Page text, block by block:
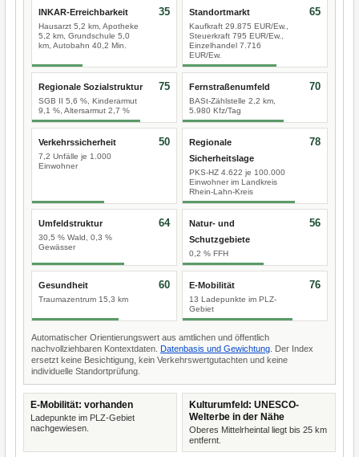
INKAR-Erreichbarkeit
Hausarzt 5,2 km, Apotheke
5,2 km, Grundschule 5,0
km, Autobahn 40,2 Min.
35 Standortmarkt
Kaufkraft 29.875 EUR/Ew.,
Steuerkraft 795 EUR/Ew.,
Einzelhandel 7.716
EUR/Ew.
65
Regionale Sozialstruktur
SGB II 5,6 %, Kinderarmut
9,1 %, Altersarmut 2,7 %
75 Fernstraßenumfeld
BASt-Zählstelle 2,2 km,
5.980 Kfz/Tag
70
Verkehrssicherheit
7,2 Unfälle je 1.000
Einwohner
50
Regionale
Sicherheitslage
PKS-HZ 4.622 je 100.000
Einwohner im Landkreis
Rhein-Lahn-Kreis
78
Umfeldstruktur
30,5 % Wald, 0,3 %
Gewässer
64
Natur- und
Schutzgebiete
0,2 % FFH
56
Gesundheit
Traumazentrum 15,3 km
60 E-Mobilität
13 Ladepunkte im PLZ-
Gebiet
76
Automatischer Orientierungswert aus amtlichen und öffentlich
nachvollziehbaren Kontextdaten. Datenbasis und Gewichtung . Der Index
ersetzt keine Besichtigung, kein Verkehrswertgutachten und keine
individuelle Standortprüfung.
E-Mobilität: vorhanden
Ladepunkte im PLZ-Gebiet
nachgewiesen.
Kulturumfeld: UNESCO-
Welterbe in der Nähe
Oberes Mittelrheintal liegt bis 25 km
entfernt.